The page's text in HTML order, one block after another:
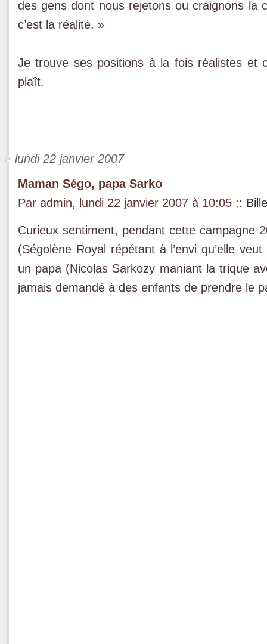
des gens dont nous rejetons ou craignons la
c’est la réalité. »
Je trouve ses positions à la fois réalistes et
plaît.
lundi 22 janvier 2007
Maman Ségo, papa Sarko
Par admin, lundi 22 janvier 2007 à 10:05 ::
Curieux sentiment, pendant cette campagne
(Ségolène Royal répétant à l’envi qu’elle
un papa (Nicolas Sarkozy maniant la trique
jamais demandé à des enfants de prendre le